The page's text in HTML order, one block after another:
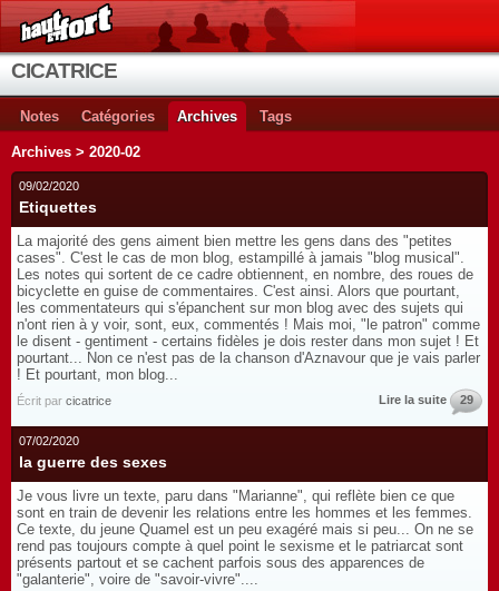
CICATRICE
Notes Catégories Archives Tags
Archives > 2020-02
09/02/2020
Etiquettes
La majorité des gens aiment bien mettre les gens dans des "petites
cases". C'est le cas de mon blog, estampillé à jamais "blog musical".
Les notes qui sortent de ce cadre obtiennent, en nombre, des roues de
bicyclette en guise de commentaires. C'est ainsi. Alors que pourtant,
les commentateurs qui s'épanchent sur mon blog avec des sujets qui
n'ont rien à y voir, sont, eux, commentés ! Mais moi, "le patron" comme
le disent - gentiment - certains fidèles je dois rester dans mon sujet ! Et
pourtant... Non ce n'est pas de la chanson d'Aznavour que je vais parler
! Et pourtant, mon blog...
Écrit par cicatrice Lire la suite 29
07/02/2020
la guerre des sexes
Je vous livre un texte, paru dans "Marianne", qui reflète bien ce que
sont en train de devenir les relations entre les hommes et les femmes.
Ce texte, du jeune Quamel est un peu exagéré mais si peu... On ne se
rend pas toujours compte à quel point le sexisme et le patriarcat sont
présents partout et se cachent parfois sous des apparences de
"galanterie", voire de "savoir-vivre"....